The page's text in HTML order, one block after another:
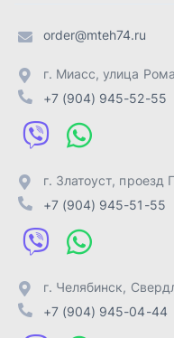
г. Челябинск
+7 (904) 945-04-44
Отправить заявку
ИП Лахтачёв О.В.
Разработка -